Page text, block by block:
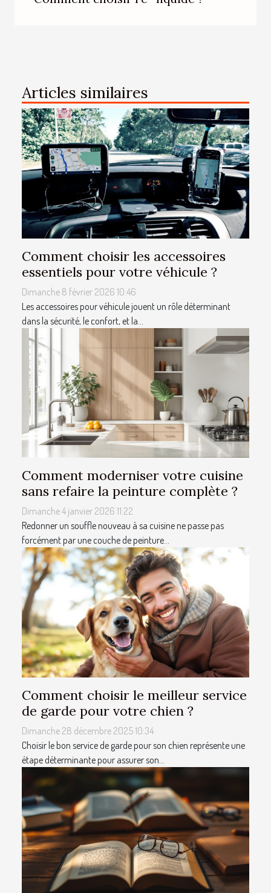
Articles similaires
Comment choisir les accessoires
essentiels pour votre véhicule ?
Dimanche 8 février 2026 10:46
Les accessoires pour véhicule jouent un rôle déterminant
dans la sécurité, le confort, et la...
Comment moderniser votre cuisine
sans refaire la peinture complète ?
Dimanche 4 janvier 2026 11:22
Redonner un souffle nouveau à sa cuisine ne passe pas
forcément par une couche de peinture...
Comment choisir le meilleur service
de garde pour votre chien ?
Dimanche 28 décembre 2025 10:34
Choisir le bon service de garde pour son chien représente une
étape déterminante pour assurer son...